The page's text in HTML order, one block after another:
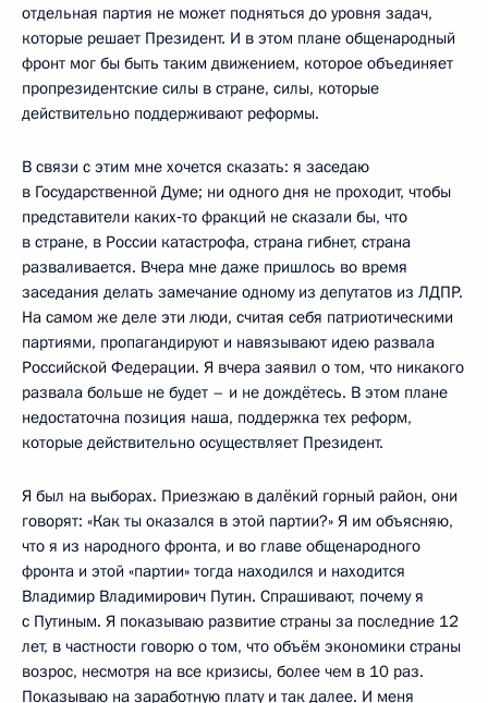
отдельная партия не может подняться до уровня задач,
которые решает Президент. И в этом плане общенародный
фронт мог бы быть таким движением, которое объединяет
пропрезидентские силы в стране, силы, которые
действительно поддерживают реформы.
В связи с этим мне хочется сказать: я заседаю
в Государственной Думе; ни одного дня не проходит, чтобы
представители каких‑то фракций не сказали бы, что
в стране, в России катастрофа, страна гибнет, страна
разваливается. Вчера мне даже пришлось во время
заседания делать замечание одному из депутатов из ЛДПР.
На самом же деле эти люди, считая себя патриотическими
партиями, пропагандируют и навязывают идею развала
Российской Федерации. Я вчера заявил о том, что никакого
развала больше не будет – и не дождётесь. В этом плане
недостаточна позиция наша, поддержка тех реформ,
которые действительно осуществляет Президент.
Я был на выборах. Приезжаю в далёкий горный район, они
говорят: «Как ты оказался в этой партии?» Я им объясняю,
что я из народного фронта, и во главе общенародного
фронта и этой «партии» тогда находился и находится
Владимир Владимирович Путин. Спрашивают, почему я
с Путиным. Я показываю развитие страны за последние 12
лет, в частности говорю о том, что объём экономики страны
возрос, несмотря на все кризисы, более чем в 10 раз.
Показываю на заработную плату и так далее. И меня